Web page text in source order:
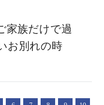
家族だけで過
お別れの時